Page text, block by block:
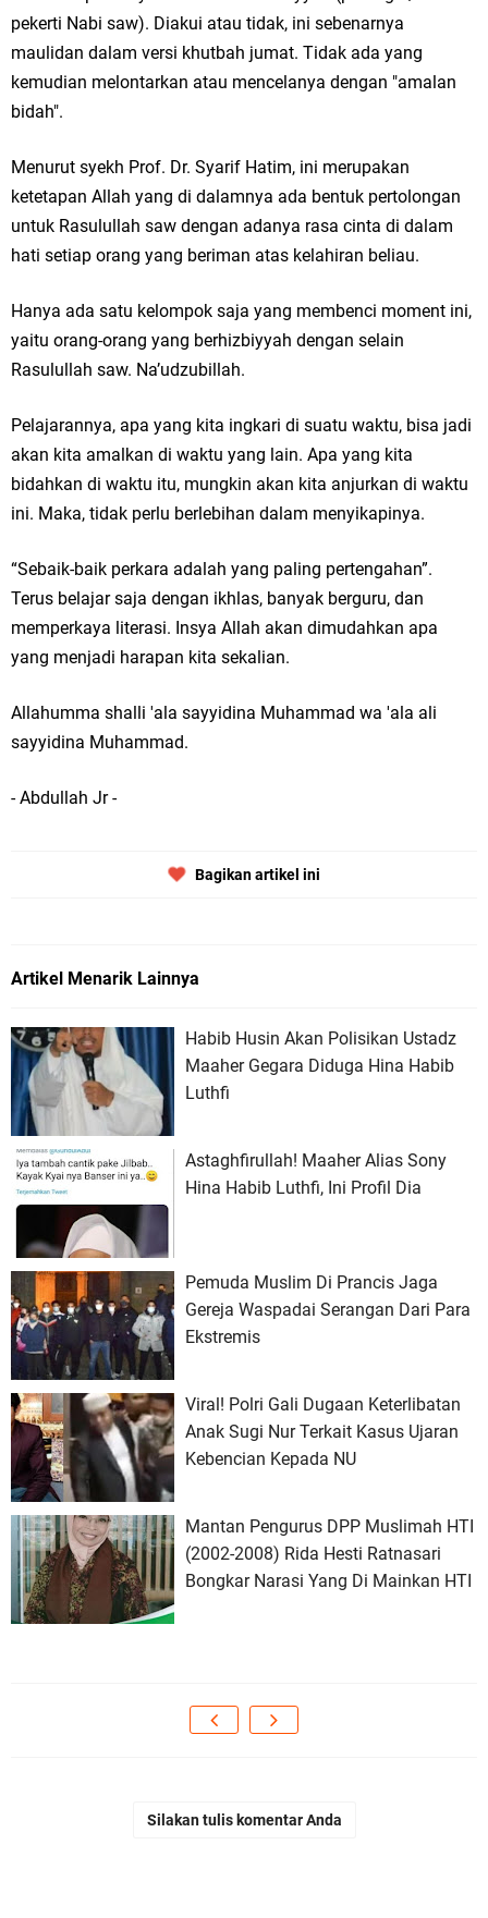
pekerti Nabi saw). Diakui atau tidak, ini sebenarnya
maulidan dalam versi khutbah jumat. Tidak ada yang
kemudian melontarkan atau mencelanya dengan "amalan
bidah".
Menurut syekh Prof. Dr. Syarif Hatim, ini merupakan
ketetapan Allah yang di dalamnya ada bentuk pertolongan
untuk Rasulullah saw dengan adanya rasa cinta di dalam
hati setiap orang yang beriman atas kelahiran beliau.
Hanya ada satu kelompok saja yang membenci moment ini,
yaitu orang-orang yang berhizbiyyah dengan selain
Rasulullah saw. Na’udzubillah.
Pelajarannya, apa yang kita ingkari di suatu waktu, bisa jadi
akan kita amalkan di waktu yang lain. Apa yang kita
bidahkan di waktu itu, mungkin akan kita anjurkan di waktu
ini. Maka, tidak perlu berlebihan dalam menyikapinya.
“Sebaik-baik perkara adalah yang paling pertengahan”.
Terus belajar saja dengan ikhlas, banyak berguru, dan
memperkaya literasi. Insya Allah akan dimudahkan apa
yang menjadi harapan kita sekalian.
Allahumma shalli 'ala sayyidina Muhammad wa 'ala ali
sayyidina Muhammad.
- Abdullah Jr -
Bagikan artikel ini
Artikel Menarik Lainnya
Habib Husin Akan Polisikan Ustadz
Maaher Gegara Diduga Hina Habib
Luthfi
Astaghfirullah! Maaher Alias Sony
Hina Habib Luthfi, Ini Profil Dia
Pemuda Muslim Di Prancis Jaga
Gereja Waspadai Serangan Dari Para
Ekstremis
Viral! Polri Gali Dugaan Keterlibatan
Anak Sugi Nur Terkait Kasus Ujaran
Kebencian Kepada NU
Mantan Pengurus DPP Muslimah HTI
(2002-2008) Rida Hesti Ratnasari
Bongkar Narasi Yang Di Mainkan HTI
Silakan tulis komentar Anda